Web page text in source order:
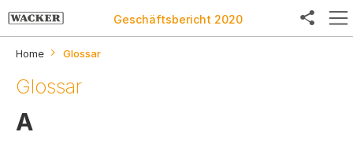
Geschäftsbericht 2020
Home Glossar
Glossar
A